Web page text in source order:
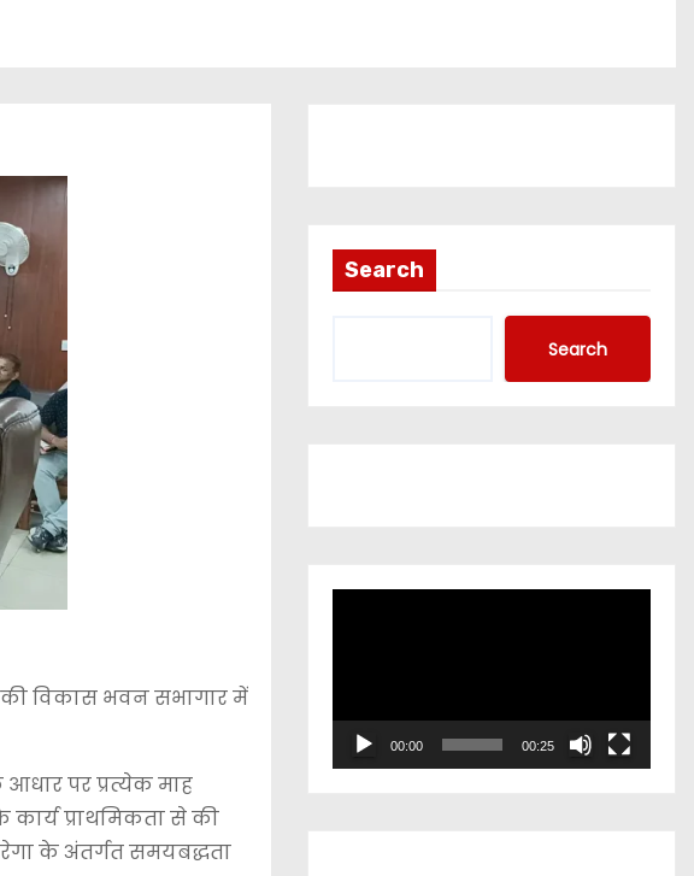
विकास भवन सभागार में
पर प्रत्येक माह
कार्य प्राथमिकता से की
के अंतर्गत समयबद्धता
Search
Search
P
00:00 00:25